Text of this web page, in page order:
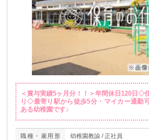
＜賞与実績5ヶ月分！！＞年間休日120日◇
り◇最寄り駅から徒歩5分・マイカー通勤
ある幼稚園です♪
職種・雇用形
幼稚園教諭 / 正社員